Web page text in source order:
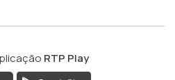
RTP Play